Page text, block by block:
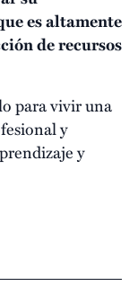
es altamente
de recursos
para vivir una
y
y